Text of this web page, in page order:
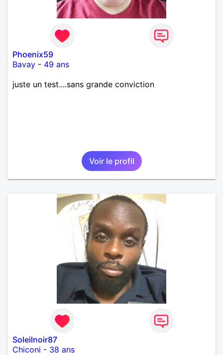
Phoenix59
Bavay - 49 ans
juste un test....sans grande conviction
Voir le profil
Soleilnoir87
Chiconi - 38 ans